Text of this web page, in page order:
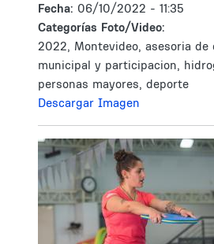
Fecha: 06/10/2022 - 11:35
Categorías Foto/Video:
2022, Montevideo, asesoria de
municipal y participacion,
personas mayores, deporte
Descargar Imagen